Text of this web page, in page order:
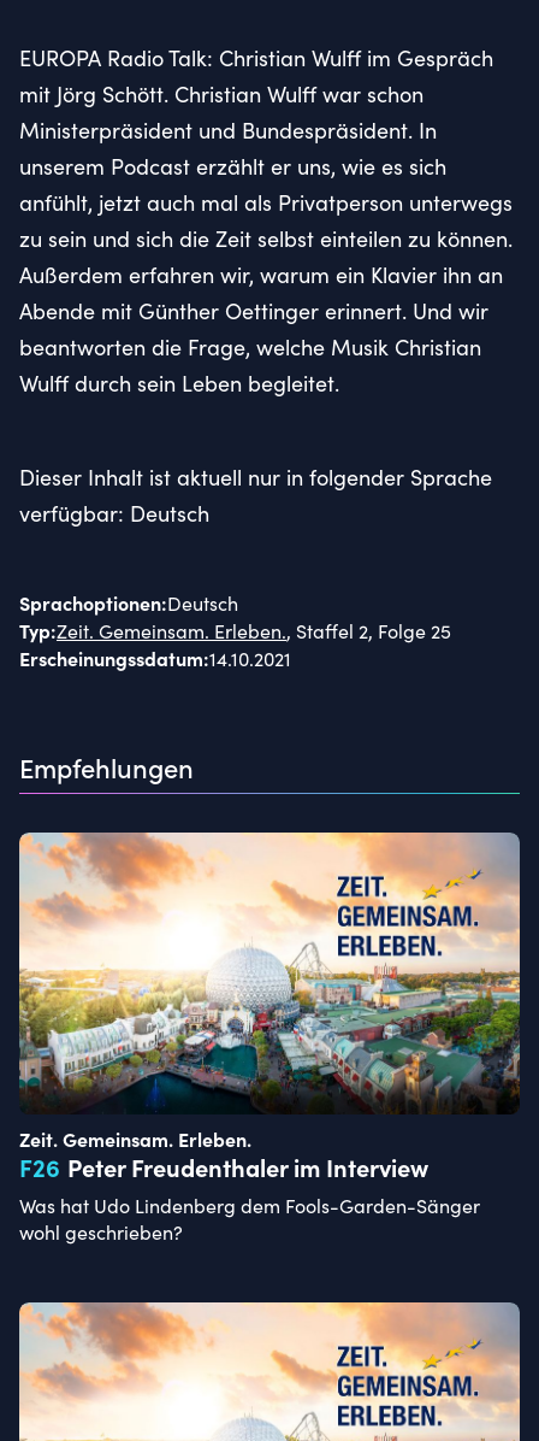
EUROPA Radio Talk: Christian Wulff im Gespräch
mit Jörg Schött. Christian Wulff war schon
Ministerpräsident und Bundespräsident. In
unserem Podcast erzählt er uns, wie es sich
anfühlt, jetzt auch mal als Privatperson unterwegs
zu sein und sich die Zeit selbst einteilen zu können.
Außerdem erfahren wir, warum ein Klavier ihn an
Abende mit Günther Oettinger erinnert. Und wir
beantworten die Frage, welche Musik Christian
Wulff durch sein Leben begleitet.
Dieser Inhalt ist aktuell nur in folgender Sprache
verfügbar: Deutsch
Sprachoptionen:Deutsch
Typ:Zeit. Gemeinsam. Erleben., Staffel 2, Folge 25
Erscheinungssdatum:14.10.2021
Empfehlungen
Zeit. Gemeinsam. Erleben.
F26 Peter Freudenthaler im Interview
Was hat Udo Lindenberg dem Fools-Garden-Sänger
wohl geschrieben?